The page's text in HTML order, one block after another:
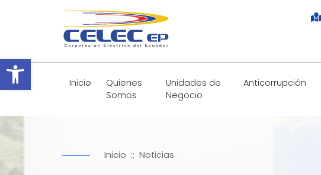
Abrir barra de herramientas
Inicio
Quienes
Somos
Unidades de
Negocio
Anticorrupción
Inicio :: Noticias